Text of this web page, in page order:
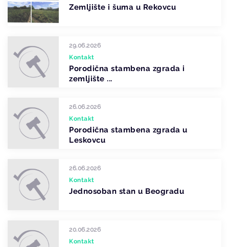
Zemljište i šuma u Rekovcu
29.06.2026
Kontakt
Porodična stambena zgrada i
zemljište ...
26.06.2026
Kontakt
Porodična stambena zgrada u
Leskovcu
26.06.2026
Kontakt
Jednosoban stan u Beogradu
20.06.2026
Kontakt